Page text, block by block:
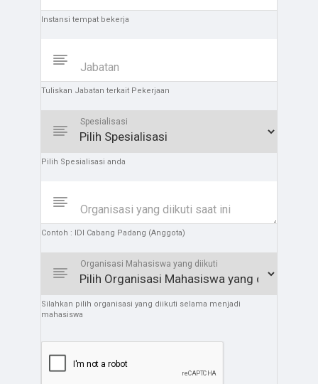
Instansi tempat bekerja
Jabatan
Tuliskan Jabatan terkait Pekerjaan
Spesialisasi
Pilih Spesialisasi anda
Organisasi yang diikuti saat ini
Contoh : IDI Cabang Padang (Anggota)
Organisasi Mahasiswa yang diikuti
Silahkan pilih organisasi yang diikuti selama menjadi
mahasiswa